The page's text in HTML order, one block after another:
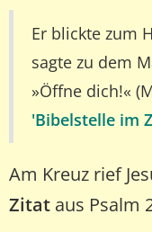
Er blickte zum
sagte zu dem
»Öffne dich!«
'Bibelstelle im
Am Kreuz rief
Zitat aus Psalm